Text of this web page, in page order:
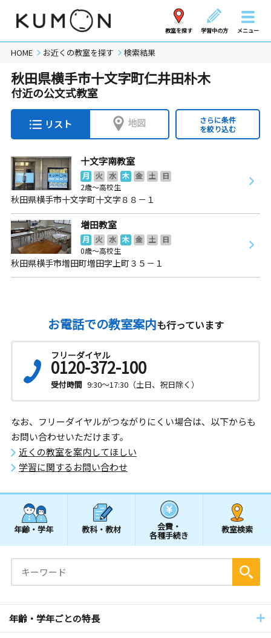
教室を探す 学習中の方 メニュー
HOME お近くの教室を探す 検索結果
秋田県横手市十文字町仁井田朴木
付近の公文式教室
リスト 地図
さらに条件
を絞り込む
十文字南教室
月 火 水 木 金 土
日
2歳～高校生
秋田県横手市十文字町十文字８８－１
増田教室
月 火 水 木 金 土
日
0歳～高校生
秋田県横手市増田町増田字上町３５－１
お電話での教室案内も行っています
フリーダイヤル
0120-372-100
受付時間 9:30～17:30（土日、祝日除く）
なお、フリーダイヤルがつながりにくい場合は、以下からも
お問い合わせいただけます。
近くの教室を案内してほしい
学習に関するお問い合わせ
年齢・学年 教科・教材 会費・
各種手続き
教室検索
年齢・学年ごとの特長